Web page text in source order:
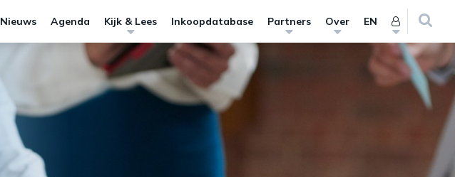
Nieuws Agenda Kijk & Lees Inkoopdatabase Partners Over EN